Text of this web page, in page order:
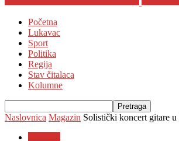
Početna
Lukavac
Sport
Politika
Regija
Stav čitalaca
Kolumne
Naslovnica Magazin Solistički koncert gitare